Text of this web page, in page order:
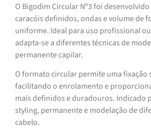
O Bigodim Circular Nº3 foi
caracóis definidos, ondas e volume de
uniforme. Ideal para uso profissional
adapta-se a diferentes técnicas de
permanente capilar.
O formato circular permite uma fixação
facilitando o enrolamento e
mais definidos e duradouros. Indicado
styling, permanente e modelação de
cabelo.